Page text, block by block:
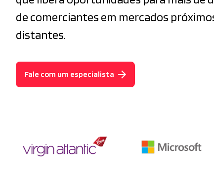
de comerciantes em mercados
distantes.
Fale com um especialista